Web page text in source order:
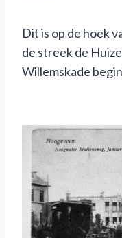
Dit is op de hoek
de streek de
Willemskade